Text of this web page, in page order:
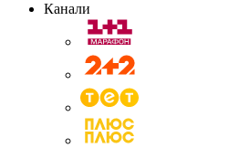
Канали